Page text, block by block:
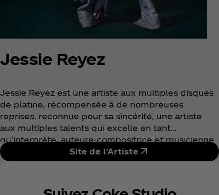
Jessie Reyez
Jessie Reyez est une artiste aux multiples disques
de platine, récompensée à de nombreuses
reprises, reconnue pour sa sincérité, une artiste
aux multiples talents qui excelle en tant
qu'interprète, auteure-compositrice et musicienne
sur scène. Née à Toronto, au Canada, de parents
colombiens, Jessie a grandi entre deux mondes.
Jessie a toujours considéré la musique comme un
Site de l'Artiste